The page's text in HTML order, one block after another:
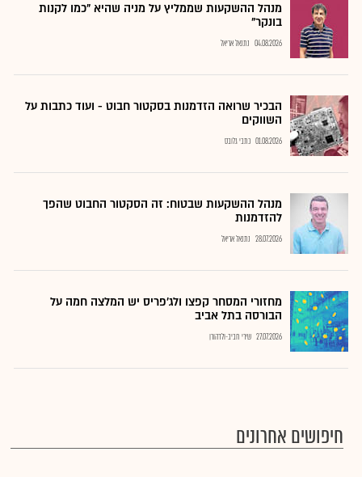
מנהל ההשקעות שממליץ על מניה שהיא "כמו לקנות
בונקר"
04.08.2026 נתנאל אריאל
הבכיר שרואה הזדמנות בסקטור חבוט - ועוד כתבות על
השווקים
01.08.2026 כתבי גלובס
מנהל ההשקעות שבטוח: זה הסקטור החבוט שהפך
להזדמנות
28.07.2026 נתנאל אריאל
מחזורי המסחר קפצו ולג'פריס יש המלצה חמה על
הבורסה בתל אביב
27.07.2026 שירי חביב-ולדהורן
חיפושים אחרונים